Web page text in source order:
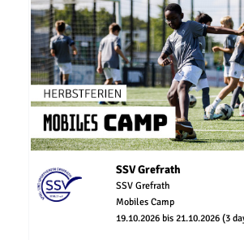
SSV Grefrath
SSV Grefrath
Mobiles Camp
19.10.2026 bis 21.10.2026 (3